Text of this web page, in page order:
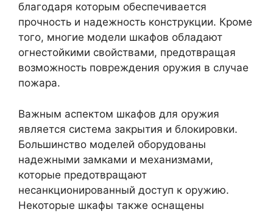
благодаря которым обеспечивается
прочность и надежность конструкции. Кроме
того, многие модели шкафов обладают
огнестойкими свойствами, предотвращая
возможность повреждения оружия в случае
пожара.
Важным аспектом шкафов для оружия
является система закрытия и блокировки.
Большинство моделей оборудованы
надежными замками и механизмами,
которые предотвращают
несанкционированный доступ к оружию.
Некоторые шкафы также оснащены